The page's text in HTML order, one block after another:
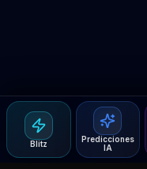
Blitz
Predicciones
IA